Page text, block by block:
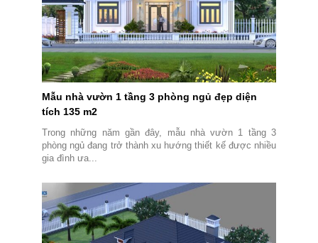
Mẫu nhà vườn 1 tầng 3 phòng ngủ đẹp diện
tích 135 m2
Trong những năm gần đây, mẫu nhà vườn 1 tầng 3
phòng ngủ đang trở thành xu hướng thiết kế được nhiều
gia đình ưa...